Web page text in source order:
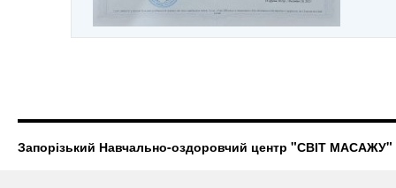
Запорізький Навчально-оздоровчий центр "СВІТ МАСАЖУ"